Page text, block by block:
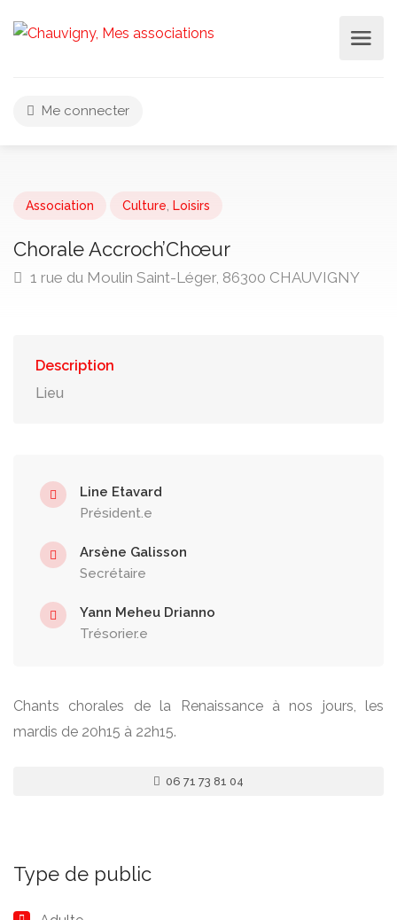
Me connecter
Association Culture Loisirs
Chorale Accroch’Chœur
1 rue du Moulin Saint-Léger, 86300 CHAUVIGNY
Description
Lieu
Line Etavard
Président.e
Arsène Galisson
Secrétaire
Yann Meheu Drianno
Trésorier.e
Chants chorales de la Renaissance à nos jours, les
mardis de 20h15 à 22h15.
06 71 73 81 04
Type de public